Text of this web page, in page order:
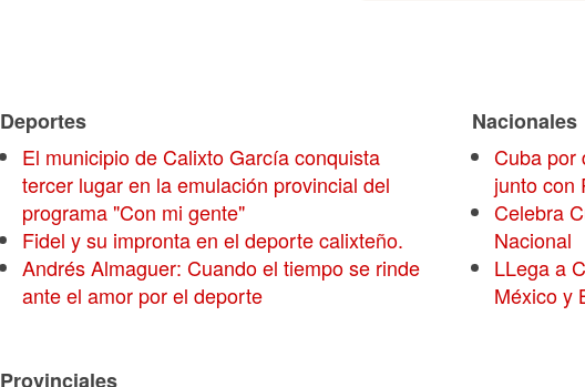
Deportes
El municipio de Calixto García conquista
tercer lugar en la emulación provincial del
programa "Con mi gente"
Fidel y su impronta en el deporte calixteño.
Andrés Almaguer: Cuando el tiempo se rinde
ante el amor por el deporte
Provinciales
Nacionales
Cuba por
junto con
Celebra
Nacional
LLega a
México y